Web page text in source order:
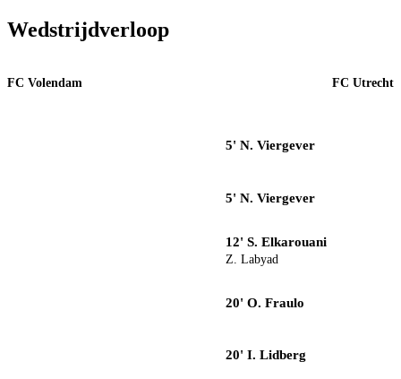
Wedstrijdverloop
FC Volendam FC Utrecht
5' N. Viergever
5' N. Viergever
12' S. Elkarouani
Z. Labyad
20' O. Fraulo
20' I. Lidberg